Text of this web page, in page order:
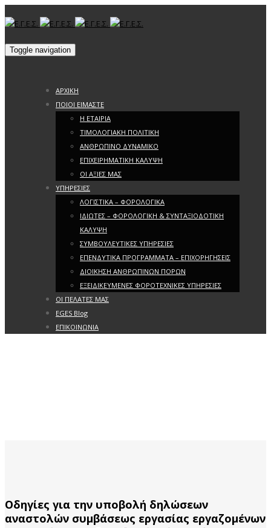
Toggle navigation
ΑΡΧΙΚΗ
ΠΟΙΟΙ ΕΙΜΑΣΤΕ
Η ΕΤΑΙΡΙΑ
ΤΙΜΟΛΟΓΙΑΚΗ ΠΟΛΙΤΙΚΗ
ΑΝΘΡΩΠΙΝΟ ΔΥΝΑΜΙΚΟ
ΕΠΙΧΕΙΡΗΜΑΤΙΚΗ ΚΑΛΥΨΗ
ΟΙ ΑΞΙΕΣ ΜΑΣ
ΥΠΗΡΕΣΙΕΣ
ΛΟΓΙΣΤΙΚΑ – ΦΟΡΟΛΟΓΙΚΑ
ΙΔΙΩΤΕΣ – ΦΟΡΟΛΟΓΙΚΗ & ΣΥΝΤΑΞΙΟΔΟΤΙΚΗ
ΚΑΛΥΨΗ
ΣΥΜΒΟΥΛΕΥΤΙΚΕΣ ΥΠΗΡΕΣΙΕΣ
ΕΠΕΝΔΥΤΙΚΑ ΠΡΟΓΡΑΜΜΑΤΑ – ΕΠΙΧΟΡΗΓΗΣΕΙΣ
ΔΙΟΙΚΗΣΗ ΑΝΘΡΩΠΙΝΩΝ ΠΟΡΩΝ
ΕΞΕΙΔΙΚΕΥΜΕΝΕΣ ΦΟΡΟΤΕΧΝΙΚΕΣ ΥΠΗΡΕΣΙΕΣ
ΟΙ ΠΕΛΑΤΕΣ ΜΑΣ
EGES Blog
ΕΠΙΚΟΙΝΩΝΙΑ
Οδηγίες για την υποβολή δηλώσεων
αναστολών συμβάσεως εργασίας εργαζομένων